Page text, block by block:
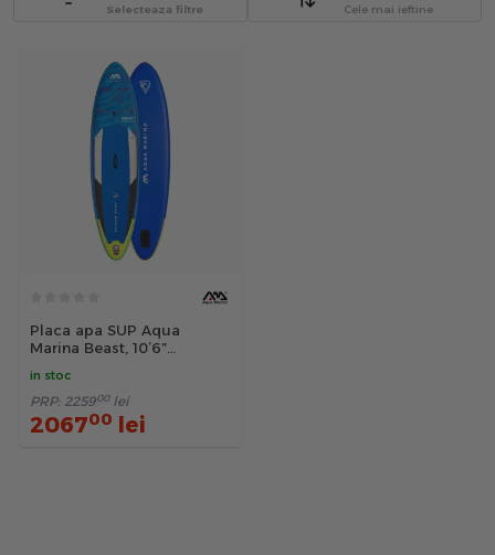
Cele mai ieftine
Selecteaza filtre
Placa apa SUP Aqua
Marina Beast, 10’6″
Albastru
in stoc
PRP: 225900 lei
206700 lei